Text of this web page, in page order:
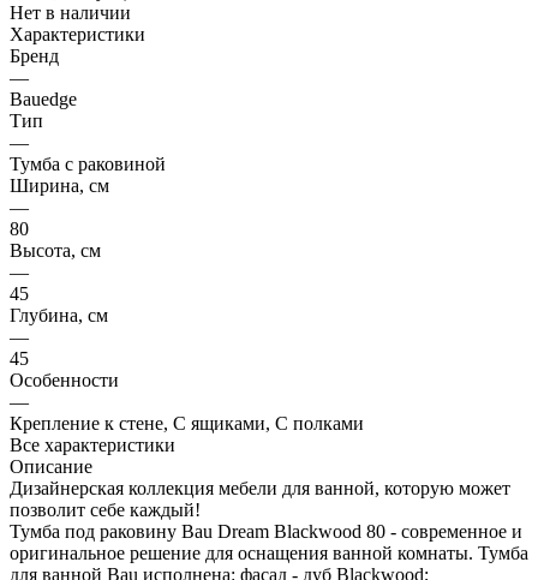
Нет в наличии
Характеристики
Бренд
—
Bauedge
Тип
—
Тумба с раковиной
Ширина, см
—
80
Высота, см
—
45
Глубина, см
—
45
Особенности
—
Крепление к стене, С ящиками, С полками
Все характеристики
Описание
Дизайнерская коллекция мебели для ванной, которую может
позволит себе каждый!
Тумба под раковину Bau Dream Blackwood 80 - современное и
оригинальное решение для оснащения ванной комнаты. Тумба
для ванной Bau исполнена: фасад - дуб Blackwood;